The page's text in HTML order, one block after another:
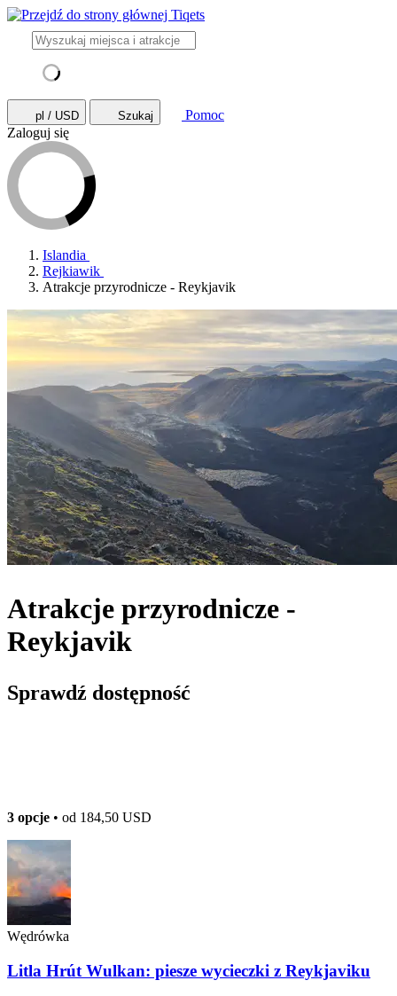
pl / USD Szukaj
Pomoc
Zaloguj się
Islandia
Rejkiawik
Atrakcje przyrodnicze - Reykjavik
Atrakcje przyrodnicze -
Reykjavik
Sprawdź dostępność
3 opcje • od 184,50 USD
Wędrówka
Litla Hrút Wulkan: piesze wycieczki z Reykjaviku